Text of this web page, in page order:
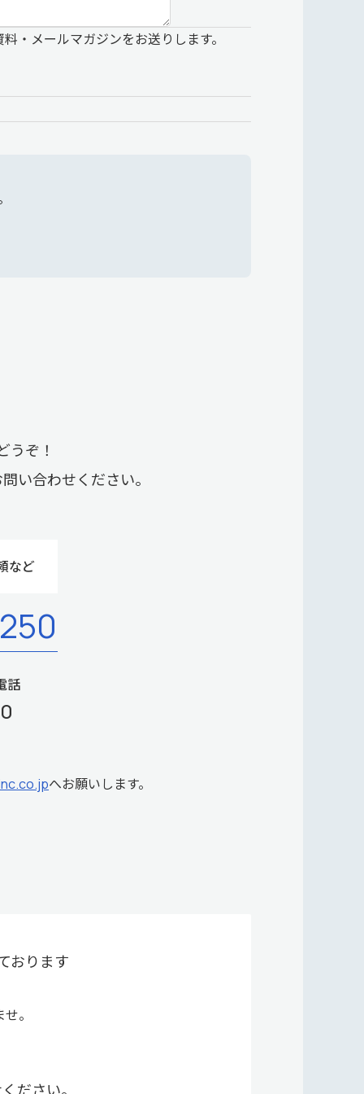
・メールマガジンをお送りします。
うぞ！
い合わせください。
など
話
へお願いします。
おります
。
ださい。